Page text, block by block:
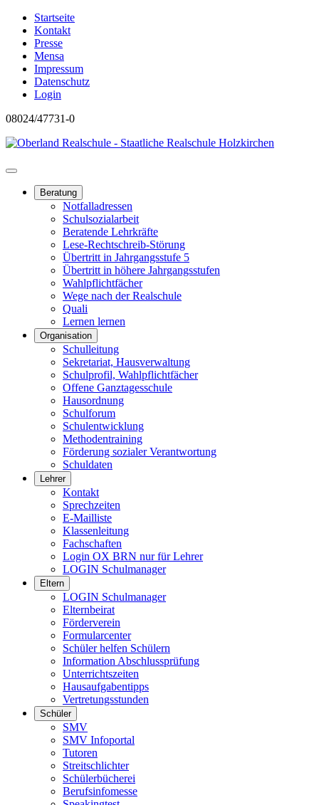
Startseite
Kontakt
Presse
Mensa
Impressum
Datenschutz
Login
08024/47731-0
Beratung
Notfalladressen
Schulsozialarbeit
Beratende Lehrkräfte
Lese-Rechtschreib-Störung
Übertritt in Jahrgangsstufe 5
Übertritt in höhere Jahrgangsstufen
Wahlpflichtfächer
Wege nach der Realschule
Quali
Lernen lernen
Organisation
Schulleitung
Sekretariat, Hausverwaltung
Schulprofil, Wahlpflichtfächer
Offene Ganztagesschule
Hausordnung
Schulforum
Schulentwicklung
Methodentraining
Förderung sozialer Verantwortung
Schuldaten
Lehrer
Kontakt
Sprechzeiten
E-Mailliste
Klassenleitung
Fachschaften
Login OX BRN nur für Lehrer
LOGIN Schulmanager
Eltern
LOGIN Schulmanager
Elternbeirat
Förderverein
Formularcenter
Schüler helfen Schülern
Information Abschlussprüfung
Unterrichtszeiten
Hausaufgabentipps
Vertretungsstunden
Schüler
SMV
SMV Infoportal
Tutoren
Streitschlichter
Schülerbücherei
Berufsinfomesse